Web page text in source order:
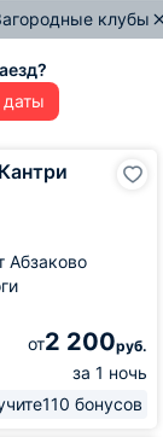
клубы
Абзаково
от2 200руб.
за 1 ночь
110 бонусов